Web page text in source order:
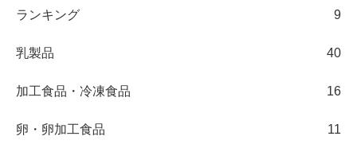
ランキング 9
乳製品 40
加工食品・冷凍食品 16
卵・卵加工食品 11